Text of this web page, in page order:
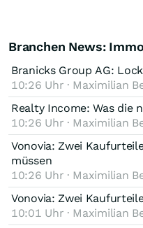
Branchen News:
Branicks Group AG:
10:26 Uhr · Maximilian
Realty Income: Was die
10:26 Uhr · Maximilian
Vonovia: Zwei
müssen
10:26 Uhr · Maximilian
Vonovia: Zwei
10:01 Uhr · Maximilian